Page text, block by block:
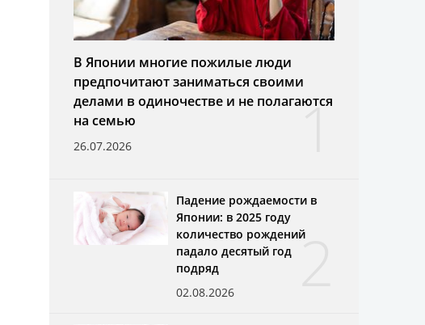
1
В Японии многие пожилые люди
предпочитают заниматься своими
делами в одиночестве и не полагаются
на семью
26.07.2026
2
Падение рождаемости в
Японии: в 2025 году
количество рождений
падало десятый год
подряд
02.08.2026